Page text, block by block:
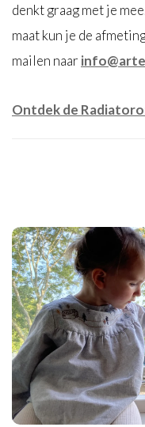
denkt graag met je
maat kun je de
mailen naar
Ontdek de